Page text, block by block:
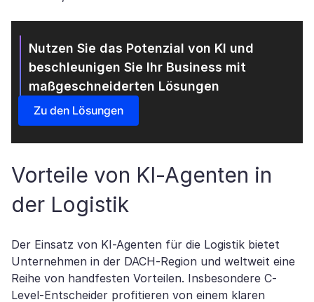
Nutzen Sie das Potenzial von KI und
beschleunigen Sie Ihr Business mit
maßgeschneiderten Lösungen
Zu den Lösungen
Vorteile von KI-Agenten in
der Logistik
Der Einsatz von KI-Agenten für die Logistik bietet
Unternehmen in der DACH-Region und weltweit eine
Reihe von handfesten Vorteilen. Insbesondere C-
Level-Entscheider profitieren von einem klaren